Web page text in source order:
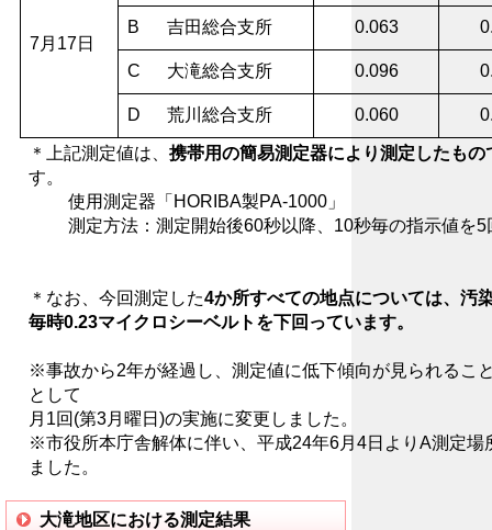
7月17日
B 吉田総合支所 0.063
C 大滝総合支所 0.096
D 荒川総合支所 0.060
＊上記測定値は、 携帯用の簡易測定器により測定したも
す。
使用測定器「HORIBA製PA-1000」
測定方法：測定開始後60秒以降、10秒毎の指示値を5
＊なお、今回測定した4か所すべての地点については、汚
毎時0.23マイクロシーベルトを下回っています。
※事故から2年が経過し、測定値に低下傾向が見られるこ
として
月1回(第3月曜日)の実施に変更しました。
※市役所本庁舎解体に伴い、平成24年6月4日よりA測定
ました。
大滝地区における測定結果